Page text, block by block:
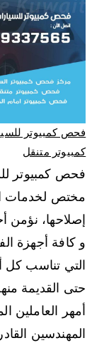
كمبيوتر متنقل
فحص كمبيوتر
مختص لخدمات
إصلاحها، نؤمن
و كافة أجهزة
التي تناسب كل
حتى القديمة
أمهر العاملين
المهندسين